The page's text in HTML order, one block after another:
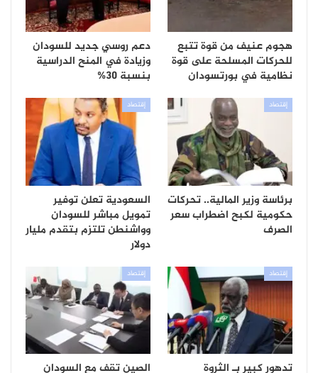
هجوم عنيف من قوة تتبع
للحركات المسلحة على قوة
نظامية في بورتسودان
دعم روسي جديد للسودان
وزيادة في المنح الدراسية
بنسبة 30%
إقتصاد
برئاسة وزير المالية.. تحركات
حكومية لكبح اضطراب سعر
الصرف
إقتصاد
السعودية تعلن توفير
تمويل مباشر للسودان
وواشنطن تلتزم بتقدم مليار
دولار
إقتصاد
تدهور كبير بـ الثروة
إقتصاد
الصين تقف مع السودان